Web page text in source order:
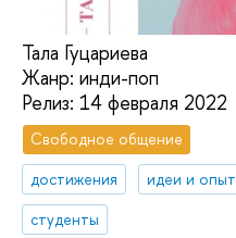
Тала Гуцариева
Жанр: инди-поп
Релиз: 14 февраля 2022
Свободное общение
достижения
идеи и опыт
студенты